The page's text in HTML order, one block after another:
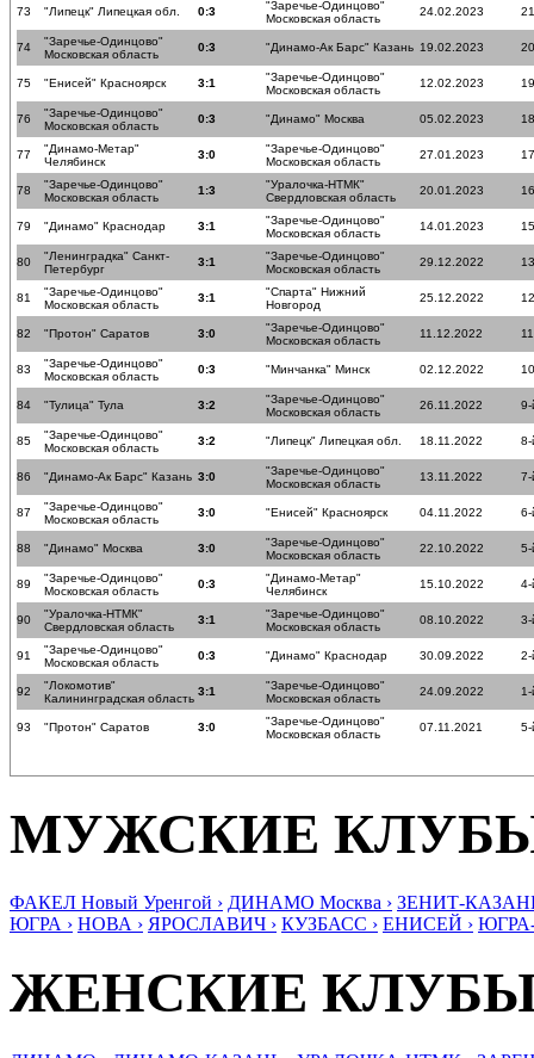
73 "Липецк" Липецкая обл. 0:3
"Заречье-Одинцово"
Московская область
24.02.2023
74
"Заречье-Одинцово"
Московская область
0:3 "Динамо-Ак Барс" Казань 19.02.2023
75 "Енисей" Красноярск 3:1
"Заречье-Одинцово"
Московская область
12.02.2023
76
"Заречье-Одинцово"
Московская область
0:3 "Динамо" Москва 05.02.2023
77
"Динамо-Метар"
Челябинск
3:0
"Заречье-Одинцово"
Московская область
27.01.2023
78
"Заречье-Одинцово"
Московская область
1:3
"Уралочка-НТМК"
Свердловская область
20.01.2023
79 "Динамо" Краснодар 3:1
"Заречье-Одинцово"
Московская область
14.01.2023
80
"Ленинградка" Санкт-
Петербург
3:1
"Заречье-Одинцово"
Московская область
29.12.2022
81
"Заречье-Одинцово"
Московская область
3:1
"Спарта" Нижний
Новгород
25.12.2022
82 "Протон" Саратов 3:0
"Заречье-Одинцово"
Московская область
11.12.2022
83
"Заречье-Одинцово"
Московская область
0:3 "Минчанка" Минск 02.12.2022
84 "Тулица" Тула 3:2
"Заречье-Одинцово"
Московская область
26.11.2022 9-
85
"Заречье-Одинцово"
Московская область
3:2 "Липецк" Липецкая обл. 18.11.2022 8-
86 "Динамо-Ак Барс" Казань 3:0
"Заречье-Одинцово"
Московская область
13.11.2022 7-
87
"Заречье-Одинцово"
Московская область
3:0 "Енисей" Красноярск 04.11.2022 6-
88 "Динамо" Москва 3:0
"Заречье-Одинцово"
Московская область
22.10.2022 5-
89
"Заречье-Одинцово"
Московская область
0:3
"Динамо-Метар"
Челябинск
15.10.2022 4-
90
"Уралочка-НТМК"
Свердловская область
3:1
"Заречье-Одинцово"
Московская область
08.10.2022 3-
91
"Заречье-Одинцово"
Московская область
0:3 "Динамо" Краснодар 30.09.2022 2-
92
"Локомотив"
Калининградская область
3:1
"Заречье-Одинцово"
Московская область
24.09.2022
93 "Протон" Саратов 3:0
"Заречье-Одинцово"
Московская область
07.11.2021 5-
МУЖСКИЕ
ФАКЕЛ Новый Уренгой › ДИНАМО Москва › ЗЕНИТ-
ЮГРА › НОВА › ЯРОСЛАВИЧ › КУЗБАСС › ЕНИСЕЙ ›
ЖЕНСКИЕ